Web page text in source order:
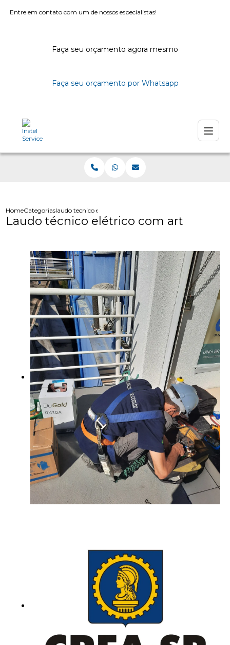
Entre em contato com um de nossos especialistas!
Faça seu orçamento agora mesmo
Faça seu orçamento por Whatsapp
HomeCategoriaslaudo tecnico eletrico art
Laudo técnico elétrico com art